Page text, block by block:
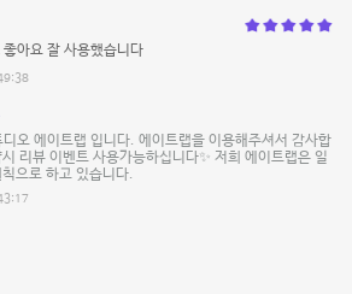
아요 잘 사용했습니다
오 에이트랩 입니다. 에이트랩을 이용해주셔서 감사합
리뷰 이벤트 사용가능하십니다✨ 저희 에이트랩은 일
으로 하고 있습니다.